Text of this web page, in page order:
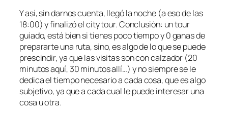
Y así, sin darnos cuenta, llegó la noche (a eso de las
18:00) y finalizó el city tour. Conclusión: un tour
guiado, está bien si tienes poco tiempo y 0 ganas de
prepararte una ruta, sino, es algo de lo que se puede
prescindir, ya que las visitas son con calzador (20
minutos aquí, 30 minutos allí…) y no siempre se le
dedica el tiempo necesario a cada cosa, que es algo
subjetivo, ya que a cada cual le puede interesar una
cosa u otra.